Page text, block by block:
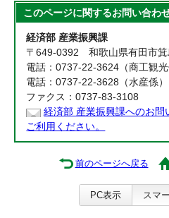
このページに関するお問い合わ
経済部 産業振興課
〒649-0392 和歌山県有田市箕
電話：0737-22-3624（商工観光
電話：0737-22-3628（水産係）
ファクス：0737-83-3108
経済部 産業振興課へのお問
ご利用ください。
前のページへ戻る
PC表示 スマ